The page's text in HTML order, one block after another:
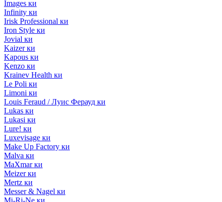
Images ки
Infinity ки
Irisk Professional ки
Iron Style ки
Jovial ки
Kaizer ки
Kapous ки
Kenzo ки
Krainev Health ки
Le Poli ки
Limoni ки
Louis Feraud / Луис Ферауд ки
Lukas ки
Lukasi ки
Lure! ки
Luxevisage ки
Make Up Factory ки
Malva ки
MaXmar ки
Meizer ки
Mertz ки
Messer & Nagel ки